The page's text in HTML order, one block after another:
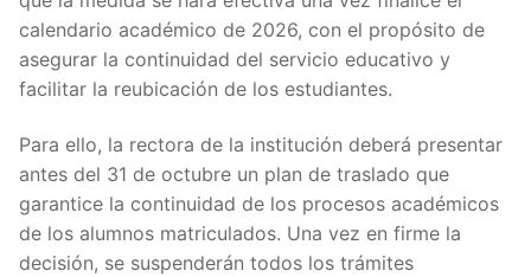
calendario académico de 2026, con el propósito de
asegurar la continuidad del servicio educativo y
facilitar la reubicación de los estudiantes.
Para ello, la rectora de la institución deberá presentar
antes del 31 de octubre un plan de traslado que
garantice la continuidad de los procesos académicos
de los alumnos matriculados. Una vez en firme la
decisión, se suspenderán todos los trámites